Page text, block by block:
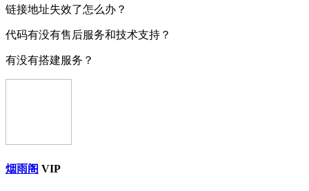
链接地址失效了怎么办？
代码有没有售后服务和技术支持？
有没有搭建服务？
烟雨阁 VIP